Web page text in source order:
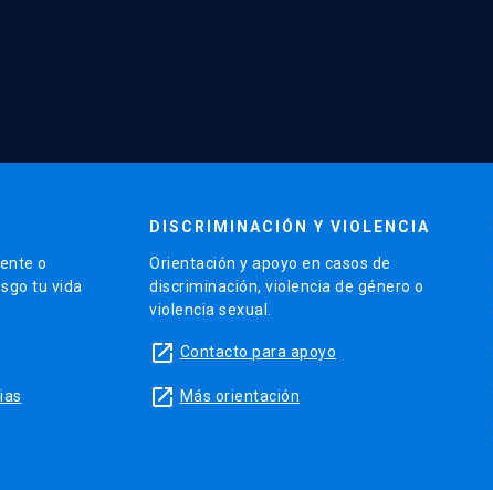
o
tu vida
DISCRIMINACIÓN Y VIOLENCIA
Orientación y apoyo en casos de
discriminación, violencia de género o
violencia sexual.
launch Contacto para apoyo
launch Más orientación